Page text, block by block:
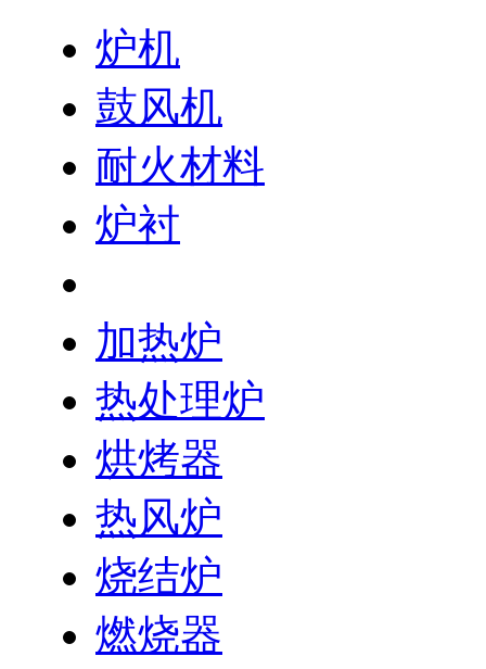
炉机
鼓风机
耐火材料
炉衬
加热炉
热处理炉
烘烤器
热风炉
烧结炉
燃烧器